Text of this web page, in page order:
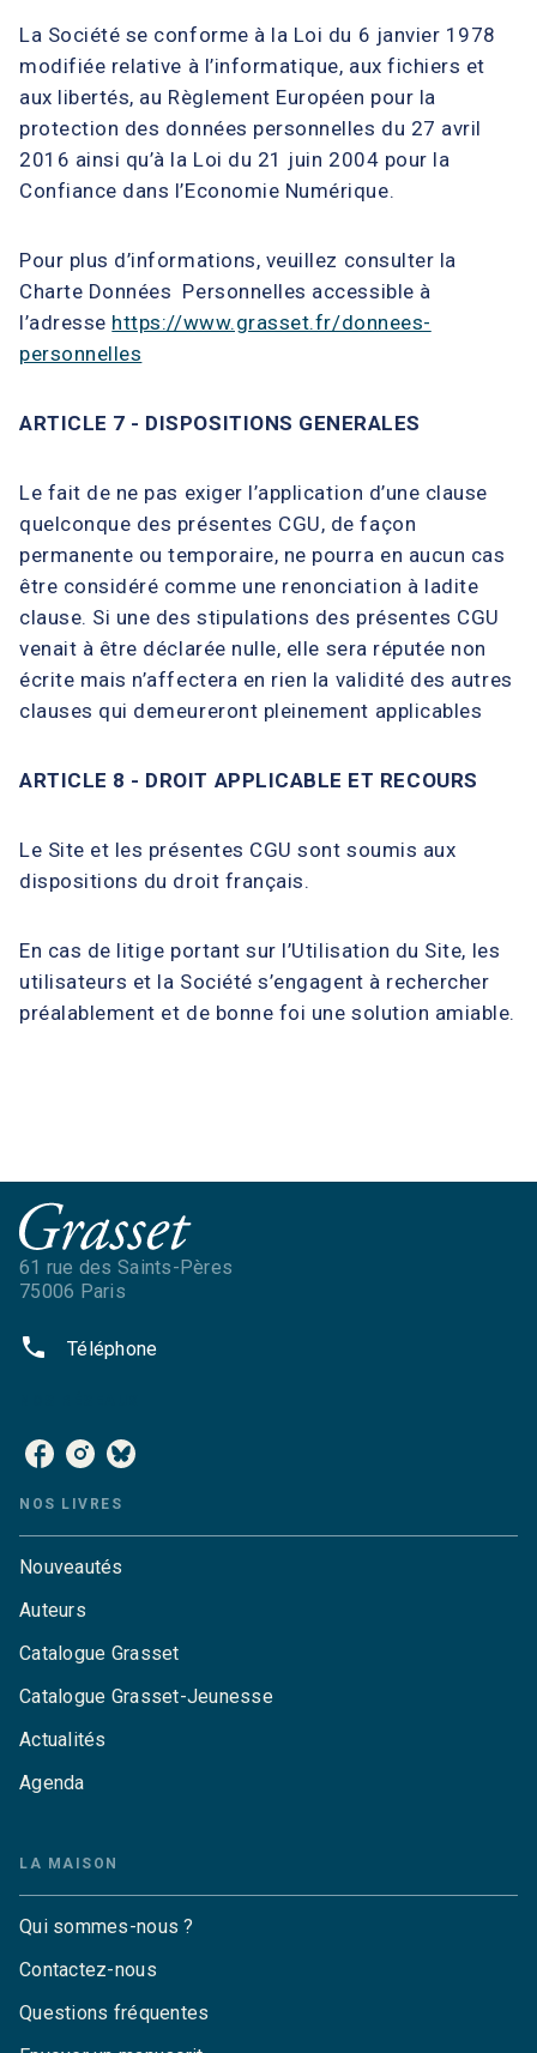
La Société se conforme à la Loi du 6 janvier 1978
modifiée relative à l’informatique, aux fichiers et
aux libertés, au Règlement Européen pour la
protection des données personnelles du 27 avril
2016 ainsi qu’à la Loi du 21 juin 2004 pour la
Confiance dans l’Economie Numérique.
Pour plus d’informations, veuillez consulter la
Charte Données Personnelles accessible à
l’adresse https://www.grasset.fr/donnees-
personnelles
ARTICLE 7 - DISPOSITIONS GENERALES
Le fait de ne pas exiger l’application d’une clause
quelconque des présentes CGU, de façon
permanente ou temporaire, ne pourra en aucun cas
être considéré comme une renonciation à ladite
clause. Si une des stipulations des présentes CGU
venait à être déclarée nulle, elle sera réputée non
écrite mais n’affectera en rien la validité des autres
clauses qui demeureront pleinement applicables
ARTICLE 8 - DROIT APPLICABLE ET RECOURS
Le Site et les présentes CGU sont soumis aux
dispositions du droit français.
En cas de litige portant sur l’Utilisation du Site, les
utilisateurs et la Société s’engagent à rechercher
préalablement et de bonne foi une solution amiable.
61 rue des Saints-Pères
75006 Paris
phone Téléphone
NOS LIVRES
Nouveautés
Auteurs
Catalogue Grasset
Catalogue Grasset-Jeunesse
Actualités
Agenda
LA MAISON
Qui sommes-nous ?
Contactez-nous
Questions fréquentes